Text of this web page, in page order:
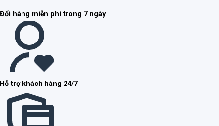
Đổi hàng miễn phí trong 7 ngày
Hỗ trợ khách hàng 24/7